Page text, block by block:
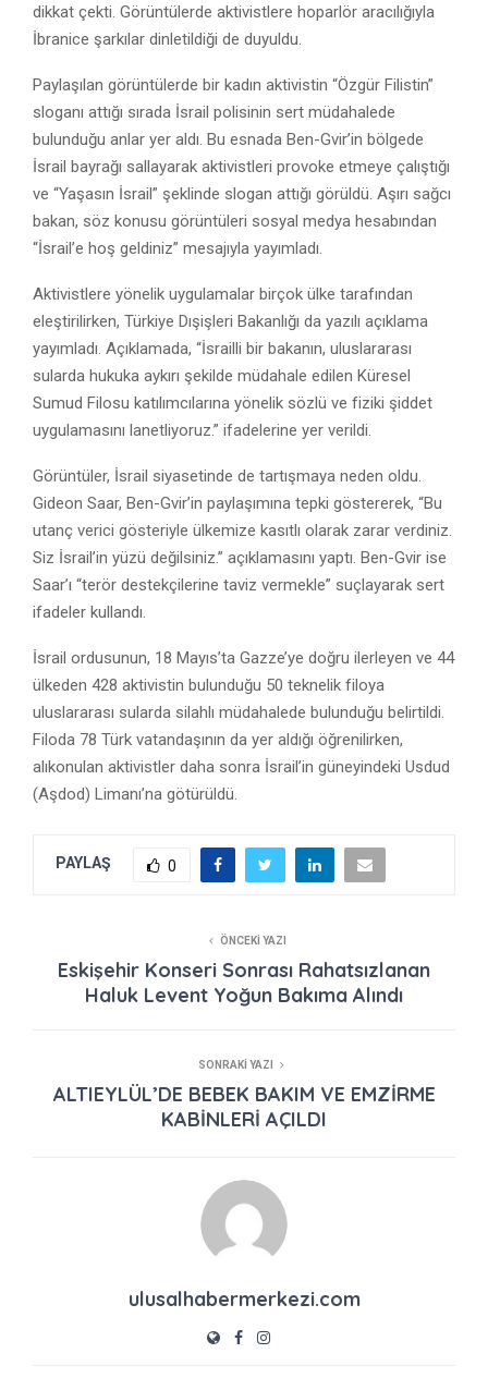
dikkat çekti. Görüntülerde aktivistlere hoparlör aracılığıyla
İbranice şarkılar dinletildiği de duyuldu.
Paylaşılan görüntülerde bir kadın aktivistin “Özgür Filistin”
sloganı attığı sırada İsrail polisinin sert müdahalede
bulunduğu anlar yer aldı. Bu esnada Ben-Gvir’in bölgede
İsrail bayrağı sallayarak aktivistleri provoke etmeye çalıştığı
ve “Yaşasın İsrail” şeklinde slogan attığı görüldü. Aşırı sağcı
bakan, söz konusu görüntüleri sosyal medya hesabından
“İsrail’e hoş geldiniz” mesajıyla yayımladı.
Aktivistlere yönelik uygulamalar birçok ülke tarafından
eleştirilirken, Türkiye Dışişleri Bakanlığı da yazılı açıklama
yayımladı. Açıklamada, “İsrailli bir bakanın, uluslararası
sularda hukuka aykırı şekilde müdahale edilen Küresel
Sumud Filosu katılımcılarına yönelik sözlü ve fiziki şiddet
uygulamasını lanetliyoruz.” ifadelerine yer verildi.
Görüntüler, İsrail siyasetinde de tartışmaya neden oldu.
Gideon Saar, Ben-Gvir’in paylaşımına tepki göstererek, “Bu
utanç verici gösteriyle ülkemize kasıtlı olarak zarar verdiniz.
Siz İsrail’in yüzü değilsiniz.” açıklamasını yaptı. Ben-Gvir ise
Saar’ı “terör destekçilerine taviz vermekle” suçlayarak sert
ifadeler kullandı.
İsrail ordusunun, 18 Mayıs’ta Gazze’ye doğru ilerleyen ve 44
ülkeden 428 aktivistin bulunduğu 50 teknelik filoya
uluslararası sularda silahlı müdahalede bulunduğu belirtildi.
Filoda 78 Türk vatandaşının da yer aldığı öğrenilirken,
alıkonulan aktivistler daha sonra İsrail’in güneyindeki Usdud
(Aşdod) Limanı’na götürüldü.
PAYLAŞ 0
ÖNCEKI YAZI
Eskişehir Konseri Sonrası Rahatsızlanan
Haluk Levent Yoğun Bakıma Alındı
SONRAKI YAZI
ALTIEYLÜL’DE BEBEK BAKIM VE EMZİRME
KABİNLERİ AÇILDI
ulusalhabermerkezi.com